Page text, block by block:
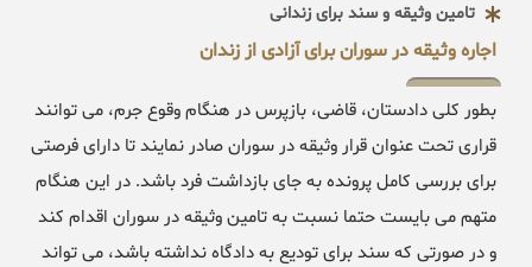
تامین وثیقه و سند برای زندانی
اجاره وثیقه در سوران برای آزادی از زندان
بطور کلی دادستان، قاضی، بازپرس در هنگام وقوع جرم، می توانند
قراری تحت عنوان قرار وثیقه در سوران صادر نمایند تا دارای فرصتی
برای بررسی کامل پرونده به جای بازداشت فرد باشد. در این هنگام
متهم می بایست حتما نسبت به تامین وثیقه در سوران اقدام کند
و در صورتی که سند برای تودیع به دادگاه نداشته باشد، می تواند